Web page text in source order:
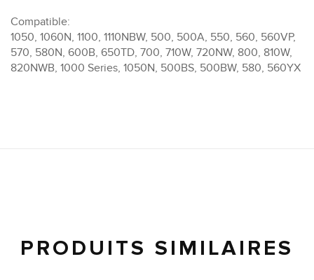
Compatible:
1050, 1060N, 1100, 1110NBW, 500, 500A, 550, 560, 560VP,
570, 580N, 600B, 650TD, 700, 710W, 720NW, 800, 810W,
820NWB, 1000 Series, 1050N, 500BS, 500BW, 580, 560YX
PRODUITS SIMILAIRES